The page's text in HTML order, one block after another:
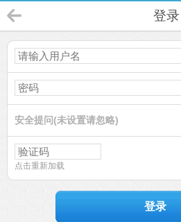
登录
安全提问(未设置请忽略)
点击重新加载
登录